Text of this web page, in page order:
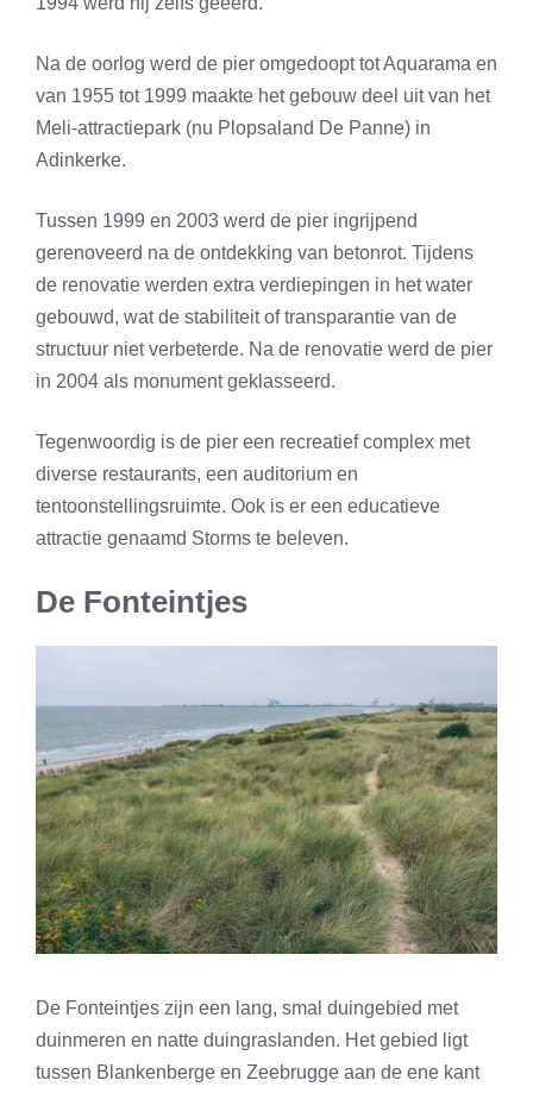
Na de oorlog werd de pier omgedoopt tot Aquarama en
van 1955 tot 1999 maakte het gebouw deel uit van het
Meli-attractiepark (nu Plopsaland De Panne) in
Adinkerke.
Tussen 1999 en 2003 werd de pier ingrijpend
gerenoveerd na de ontdekking van betonrot. Tijdens
de renovatie werden extra verdiepingen in het water
gebouwd, wat de stabiliteit of transparantie van de
structuur niet verbeterde. Na de renovatie werd de pier
in 2004 als monument geklasseerd.
Tegenwoordig is de pier een recreatief complex met
diverse restaurants, een auditorium en
tentoonstellingsruimte. Ook is er een educatieve
attractie genaamd Storms te beleven.
De Fonteintjes
De Fonteintjes zijn een lang, smal duingebied met
duinmeren en natte duingraslanden. Het gebied ligt
tussen Blankenberge en Zeebrugge aan de ene kant